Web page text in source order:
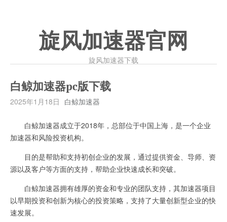
旋风加速器官网
旋风加速器下载
白鲸加速器pc版下载
2025年1月18日 白鲸加速器
白鲸加速器成立于2018年，总部位于中国上海，是一个企业
加速器和风险投资机构。
目的是帮助和支持初创企业的发展，通过提供资金、导师、资
源以及客户等方面的支持，帮助企业快速成长和突破。
白鲸加速器拥有雄厚的资金和专业的团队支持，其加速器项目
以早期投资和创新为核心的投资策略，支持了大量创新型企业的快
速发展。